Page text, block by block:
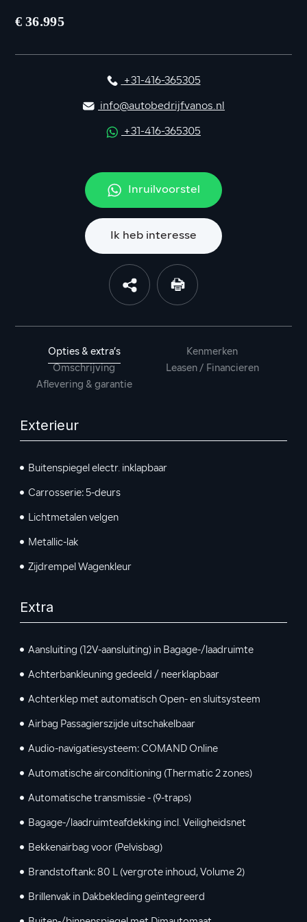
€ 36.995
+31-416-365305
info@autobedrijfvanos.nl
+31-416-365305
Inruilvoorstel
Ik heb interesse
Opties & extra’s
Kenmerken
Omschrijving
Leasen / Financieren
Aflevering & garantie
Exterieur
Buitenspiegel electr. inklapbaar
Carrosserie: 5-deurs
Lichtmetalen velgen
Metallic-lak
Zijdrempel Wagenkleur
Extra
Aansluiting (12V-aansluiting) in Bagage-/laadruimte
Achterbankleuning gedeeld / neerklapbaar
Achterklep met automatisch Open- en sluitsysteem
Airbag Passagierszijde uitschakelbaar
Audio-navigatiesysteem: COMAND Online
Automatische airconditioning (Thermatic 2 zones)
Automatische transmissie - (9-traps)
Bagage-/laadruimteafdekking incl. Veiligheidsnet
Bekkenairbag voor (Pelvisbag)
Brandstoftank: 80 L (vergrote inhoud, Volume 2)
Brillenvak in Dakbekleding geïntegreerd